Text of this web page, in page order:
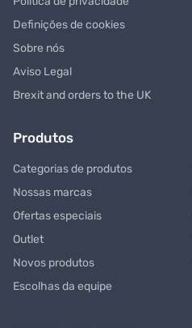
Definições de cookies
Sobre nós
Aviso Legal
Brexit and orders to the UK
Produtos
Categorias de produtos
Nossas marcas
Ofertas especiais
Outlet
Novos produtos
Escolhas da equipe